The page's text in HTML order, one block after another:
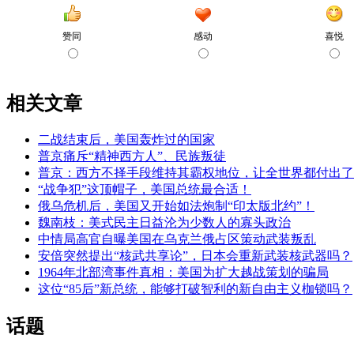
相关文章
二战结束后，美国轰炸过的国家
普京痛斥“精神西方人”、民族叛徒
普京：西方不择手段维持其霸权地位，让全世界都付出
“战争犯”这顶帽子，美国总统最合适！
俄乌危机后，美国又开始如法炮制“印太版北约”！
魏南枝：美式民主日益沦为少数人的寡头政治
中情局高官自曝美国在乌克兰俄占区策动武装叛乱
安倍突然提出“核武共享论”，日本会重新武装核武器吗？
1964年北部湾事件真相：美国为扩大越战策划的骗局
这位“85后”新总统，能够打破智利的新自由主义枷锁吗？
话题